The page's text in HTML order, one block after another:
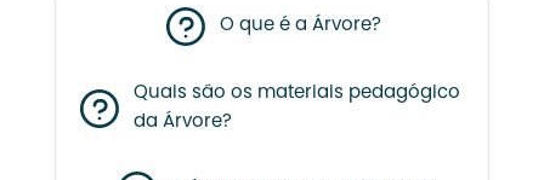
O que é a Árvore?
Quais são os materiais pedagógico
da Árvore?